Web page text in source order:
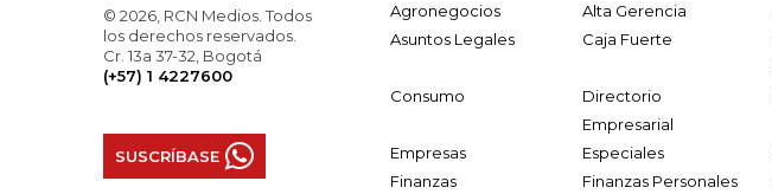
© 2026, RCN Medios. Todos
los derechos reservados.
Cr. 13a 37-32, Bogotá
(+57) 1 4227600
SUSCRÍBASE
Agronegocios Alta Gerencia
Asuntos Legales
Caja Fuerte
Consumo
Directorio
Empresarial
Empresas Especiales
Finanzas
Finanzas Personales